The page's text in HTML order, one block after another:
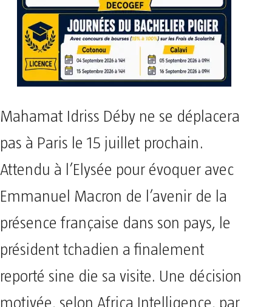
Mahamat Idriss Déby ne se déplacera
pas à Paris le 15 juillet prochain.
Attendu à l’Elysée pour évoquer avec
Emmanuel Macron de l’avenir de la
présence française dans son pays, le
président tchadien a finalement
reporté sine die sa visite. Une décision
motivée, selon Africa Intelligence, par